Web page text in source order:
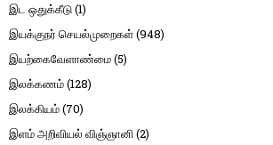
இட ஒதுக்கீடு(1)
இயக்குநர் செயல்முறைகள்(948)
இயற்கைவேளாண்மை(5)
இலக்கணம்(128)
இலக்கியம்(70)
இளம் அறிவியல் விஞ்ஞானி(2)